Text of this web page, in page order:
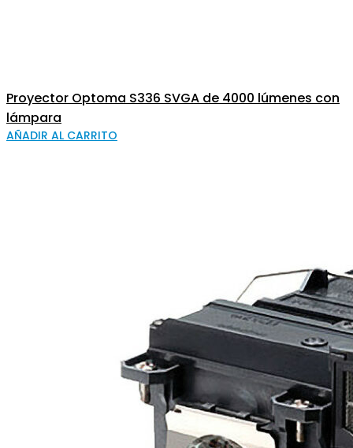
Proyector Optoma S336 SVGA de 4000 lúmenes con
lámpara
AÑADIR AL CARRITO